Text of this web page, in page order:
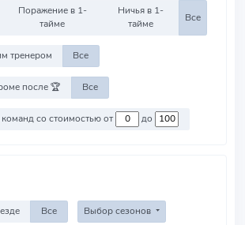
Поражение в 1-
тайме
Ничья в 1-
тайме
Все
тренером Все
после 🏆 Все
Против команд со стоимостью от до
Все Выбор сезонов